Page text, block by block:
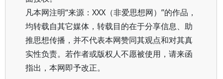
凡本网注明“来源：XXX（非爱思想网）”的作品，
均转载自其它媒体，转载目的在于分享信息、助
推思想传播，并不代表本网赞同其观点和对其真
实性负责。若作者或版权人不愿被使用，请来函
指出，本网即予改正。